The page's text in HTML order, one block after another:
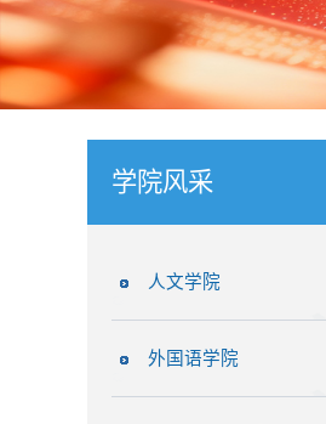
学院风采
人文学院
外国语学院